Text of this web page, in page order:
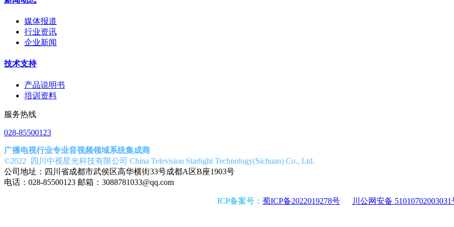
媒体报道
行业资讯
企业新闻
技术支持
产品说明书
培训资料
服务热线
028-85500123
广播电视行业专业音视频领域系统集成商
©2022 四川中视星光科技有限公司 China Television Starlight Technology(Sichuan) Co., Ltd.
公司地址：四川省成都市武侯区高华横街33号成都A区B座1903号
电话：028-85500123 邮箱：3088781033@qq.com
ICP备案号： 蜀ICP备2022019278号 川公网安备